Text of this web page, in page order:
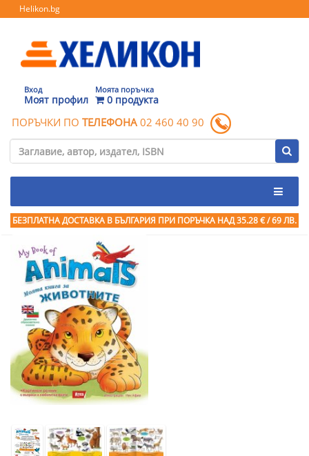
Helikon.bg
Вход
Моят профил
Моята поръчка
0 продукта
ПОРЪЧКИ ПО ТЕЛЕФОНА 02 460 40 90
БЕЗПЛАТНА ДОСТАВКА В БЪЛГАРИЯ ПРИ ПОРЪЧКА НАД 35.28 € / 69 ЛВ.